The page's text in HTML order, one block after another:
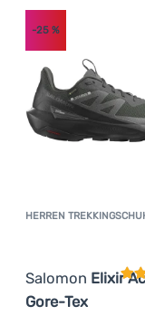
HERREN
Salomon Elixir
Gore-Tex
-25 %